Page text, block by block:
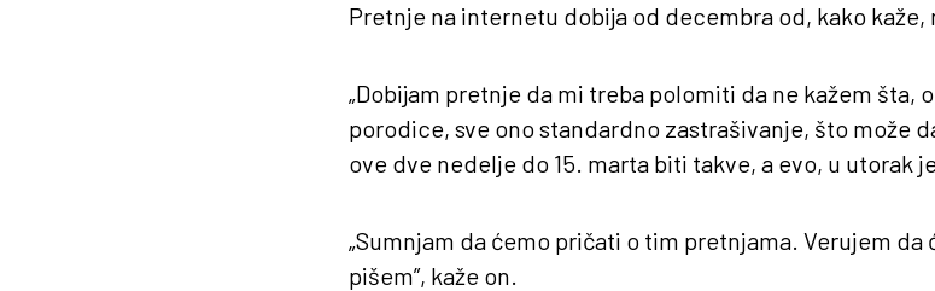
Pretnje na internetu dobija od decembra od, kako
„Dobijam pretnje da mi treba polomiti da ne kažem šta,
porodice, sve ono standardno zastrašivanje, što može
ove dve nedelje do 15. marta biti takve, a evo, u utorak je
„Sumnjam da ćemo pričati o tim pretnjama. Verujem
pišem”, kaže on.